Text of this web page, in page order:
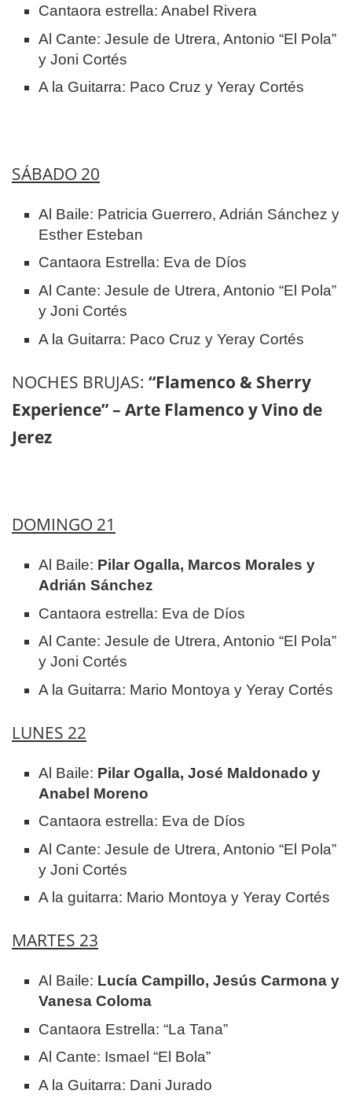
Cantaora estrella: Anabel Rivera
Al Cante: Jesule de Utrera, Antonio “El Pola”
y Joni Cortés
A la Guitarra: Paco Cruz y Yeray Cortés
SÁBADO 20
Al Baile: Patricia Guerrero, Adrián Sánchez y
Esther Esteban
Cantaora Estrella: Eva de Díos
Al Cante: Jesule de Utrera, Antonio “El Pola”
y Joni Cortés
A la Guitarra: Paco Cruz y Yeray Cortés
NOCHES BRUJAS: “Flamenco & Sherry
Experience” – Arte Flamenco y Vino de
Jerez
DOMINGO 21
Al Baile: Pilar Ogalla, Marcos Morales y
Adrián Sánchez
Cantaora estrella: Eva de Díos
Al Cante: Jesule de Utrera, Antonio “El Pola”
y Joni Cortés
A la Guitarra: Mario Montoya y Yeray Cortés
LUNES 22
Al Baile: Pilar Ogalla, José Maldonado y
Anabel Moreno
Cantaora estrella: Eva de Díos
Al Cante: Jesule de Utrera, Antonio “El Pola”
y Joni Cortés
A la guitarra: Mario Montoya y Yeray Cortés
MARTES 23
Al Baile: Lucía Campillo, Jesús Carmona y
Vanesa Coloma
Cantaora Estrella: “La Tana”
Al Cante: Ismael “El Bola”
A la Guitarra: Dani Jurado